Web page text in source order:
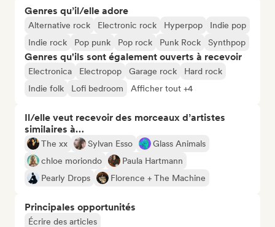
Genres qu’il/elle adore
Alternative rock Electronic rock Hyperpop
Indie pop
Indie rock
Pop punk Pop rock Punk Rock Synthpop
Genres qu'ils sont également ouverts à recevoir
Electronica Electropop Garage rock
Hard rock
Indie folk
Lofi bedroom Afficher tout +4
Il/elle veut recevoir des morceaux d’artistes
similaires à…
The xx Sylvan Esso
Glass Animals
chloe moriondo
Paula Hartmann
Pearly Drops
Florence + The Machine
Principales opportunités
Écrire des articles